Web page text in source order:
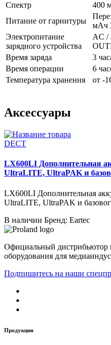
Спектр
400
Питание от гарнитуры
мАч
Электропитание
зарядного устройства
AC /
Время заряда
3
Время операции
6
Температура хранения
от -
Аксессуары
DECT
LX600LI Дополнительная
UltraLITE, UltraPAK и
LX600LI Дополнительная
UltraLITE, UltraPAK и
В наличии Бренд: Eartec
Официальный дистрибьютор
оборудования для
Подпишитесь на наши
Продукция